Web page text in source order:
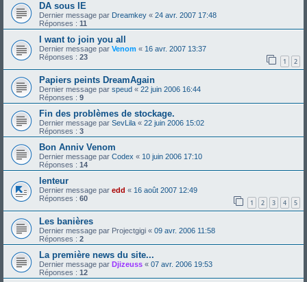
DA sous IE
Dernier message par Dreamkey « 24 avr. 2007 17:48
Réponses : 11
I want to join you all
Dernier message par Venom « 16 avr. 2007 13:37
Réponses : 23 1 2
Papiers peints DreamAgain
Dernier message par speud « 22 juin 2006 16:44
Réponses : 9
Fin des problèmes de stockage.
Dernier message par SevLila « 22 juin 2006 15:02
Réponses : 3
Bon Anniv Venom
Dernier message par Codex « 10 juin 2006 17:10
Réponses : 14
lenteur
Dernier message par edd « 16 août 2007 12:49
Réponses : 60 1 2 3 4 5
Les banières
Dernier message par Projectgigi « 09 avr. 2006 11:58
Réponses : 2
La première news du site...
Dernier message par Djizeuss « 07 avr. 2006 19:53
Réponses : 12